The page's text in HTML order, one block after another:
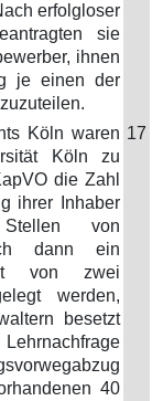
erfolgloser
sie
ihnen
je einen der
Köln waren
Köln zu
die Zahl
ihrer Inhaber
von
dann ein
von zwei
werden,
besetzt
40
17